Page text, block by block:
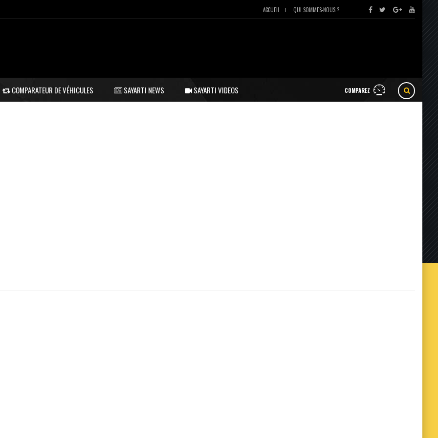
ACCUEIL QUI SOMMES-NOUS ?
COMPAREZ
COMPARATEUR DE VÉHICULES SAYARTI NEWS SAYARTI VIDEOS